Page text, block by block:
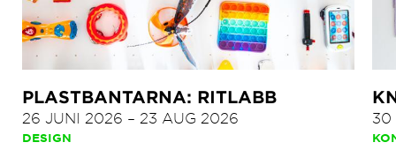
PLASTBANTARNA: RITLABB
26 JUNI 2026 – 23 AUG 2026
DESIGN
30